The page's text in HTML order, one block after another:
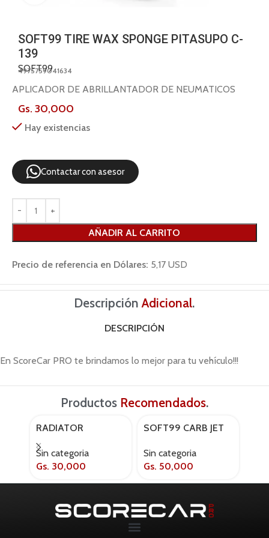
SOFT99 TIRE WAX SPONGE PITASUPO C-
139
SOFT99
4975759041634
APLICADOR DE ABRILLANTADOR DE NEUMATICOS
Gs. 30,000
Hay existencias
Contactar con asesor
AÑADIR AL CARRITO
Precio de referencia en Dólares: 5,17 USD
DescripciónAdicional.
DESCRIPCIÓN
En ScoreCar PRO te brindamos lo mejor para tu vehículo!!!
Productos Recomendados.
RADIATOR
PROTECTOR R-3
Sin categoria
Gs. 30,000
SOFT99 CARB JET
Sin categoria
Gs. 50,000